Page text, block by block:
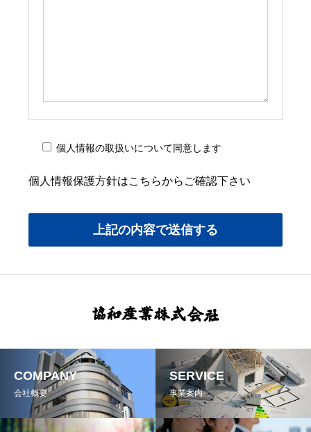
個人情報の取扱いについて同意します
個人情報保護方針はこちらからご確認下さい
COMPANY
会社概要
SERVICE
事業案内